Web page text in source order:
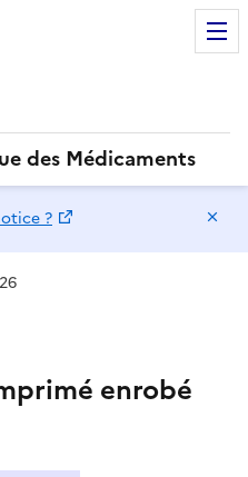
des Médicaments
?
enrobé